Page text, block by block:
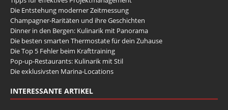
Die Entstehung moderner Zeitmessung
Champagner-Raritäten und ihre Geschichten
Dinner in den Bergen: Kulinarik mit Panorama
Die besten smarten Thermostate für dein Zuhause
Die Top 5 Fehler beim Krafttraining
Pop-up-Restaurants: Kulinarik mit Stil
Die exklusivsten Marina-Locations
INTERESSANTE ARTIKEL